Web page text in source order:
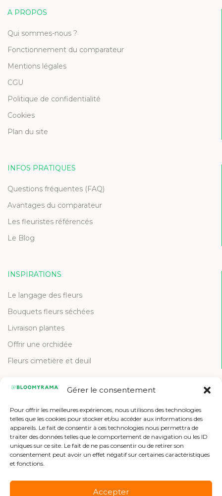
Gérer le consentement
Pour offrir les meilleures expériences, nous utilisons des technologies
telles que les cookies pour stocker et/ou accéder aux informations des
appareils. Le fait de consentir à ces technologies nous permettra de
traiter des données telles que le comportement de navigation ou les ID
uniques sur ce site. Le fait de ne pas consentir ou de retirer son
consentement peut avoir un effet négatif sur certaines caractéristiques
et fonctions.
Accepter
A PROPOS
Qui sommes-nous ?
Fonctionnement du comparateur
Mentions légales
CGU
Politique de confidentialité
Cookies
Plan du site
INFOS PRATIQUES
Questions fréquentes (FAQ)
Avantages du comparateur
Les fleuristes référencés
Le Blog
INSPIRATIONS
Le langage des fleurs
Bouquets fleurs séchées
Livraison plantes
Offrir une orchidée
Fleurs cimetière et deuil
Contactez-nous
Etre référencé
Offres d'emploi